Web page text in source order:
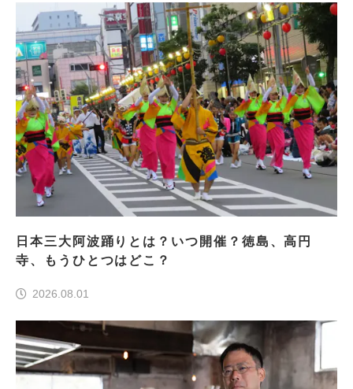
日本三大阿波踊りとは？いつ開催？徳島、高円
寺、もうひとつはどこ？
2026.08.01